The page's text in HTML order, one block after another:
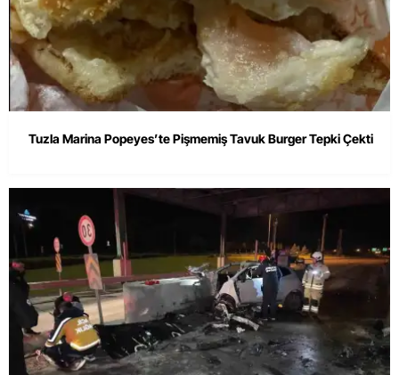
Tuzla Marina Popeyes’te Pişmemiş Tavuk Burger Tepki Çekti